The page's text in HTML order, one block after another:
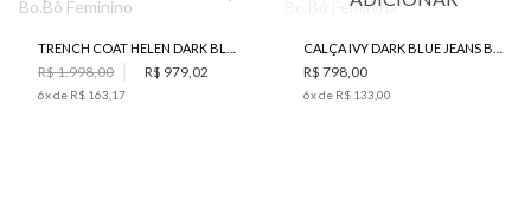
R$ 1.998,00 R$ 979,02
6x de R$ 163,17
R$ 798,00
6x de R$ 133,00